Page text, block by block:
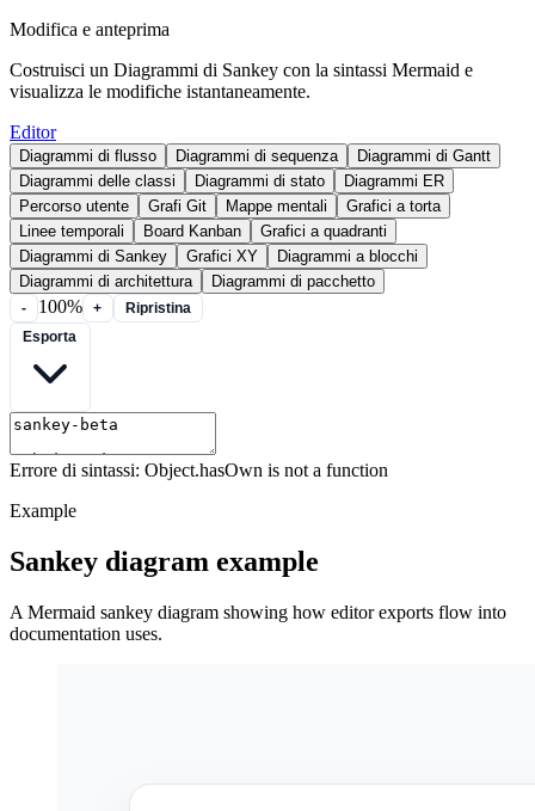
Modifica e anteprima
Costruisci un Diagrammi di Sankey con la sintassi Mermaid e
visualizza le modifiche istantaneamente.
Editor
Diagrammi di flusso Diagrammi di sequenza
Diagrammi di Gantt
Diagrammi delle classi
Diagrammi di stato
Diagrammi ER
Percorso utente
Grafi Git Mappe mentali
Grafici a torta
Linee temporali
Board Kanban
Grafici a quadranti
Diagrammi di Sankey
Grafici XY
Diagrammi a blocchi
Diagrammi di architettura
Diagrammi di pacchetto
- 100% +
Ripristina
Errore di sintassi: Object.hasOwn is not a function
Example
Sankey diagram example
A Mermaid sankey diagram showing how editor exports flow into
documentation uses.